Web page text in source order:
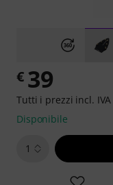
€ 39
Tutti i prezzi incl. IVA
Disponibile
1